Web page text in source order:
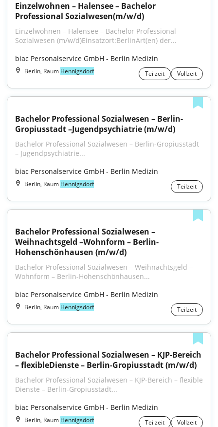
Einzelwohnen – Halensee – Bachelor
Professional Sozialwesen(m/w/d)
Einzelwohnen – Halensee – Bachelor Professional
Sozialwesen (m⁠/⁠w⁠/⁠d)Einsatzort:BerlinArt(en) der...
biac Personalservice GmbH - Berlin Medizin
Berlin, Raum Hennigsdorf Teilzeit Vollzeit
Bachelor Professional Sozialwesen – Berlin-
Gropiusstadt –Jugendpsychiatrie (m/w/d)
Bachelor Professional Sozialwesen – Berlin-Gropiusstadt
– Jugendpsychiatrie...
biac Personalservice GmbH - Berlin Medizin
Berlin, Raum Hennigsdorf Teilzeit
Bachelor Professional Sozialwesen –
Weihnachtsgeld –Wohnform – Berlin-
Hohenschönhausen (m/w/d)
Bachelor Professional Sozialwesen – Weihnachtsgeld –
Wohnform – Berlin-Hohenschönhausen...
biac Personalservice GmbH - Berlin Medizin
Berlin, Raum Hennigsdorf Teilzeit
Bachelor Professional Sozialwesen – KJP-Bereich
– flexibleDienste – Berlin-Gropiusstadt (m/w/d)
Bachelor Professional Sozialwesen – KJP-Bereich – flexible
Dienste – Berlin-Gropiusstadt...
biac Personalservice GmbH - Berlin Medizin
Berlin, Raum Hennigsdorf Teilzeit Vollzeit